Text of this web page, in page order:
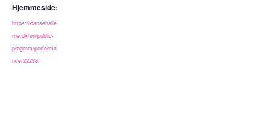
Hjemmeside:
https://dansehalle
rne.dk/en/public-
program/performa
nce/22238/